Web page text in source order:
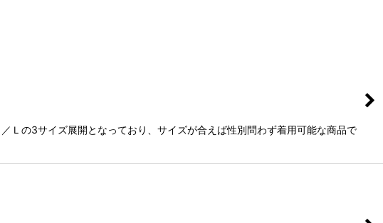
の3サイズ展開となっており、サイズが合えば性別問わず着用可能な商品で